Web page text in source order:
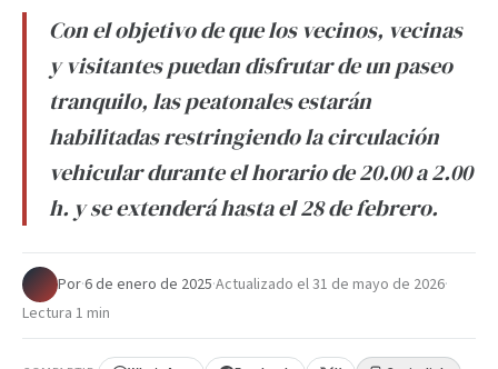
Con el objetivo de que los vecinos, vecinas
y visitantes puedan disfrutar de un paseo
tranquilo, las peatonales estarán
habilitadas restringiendo la circulación
vehicular durante el horario de 20.00 a 2.00
h. y se extenderá hasta el 28 de febrero.
Por·6 de enero de 2025·Actualizado el31 de mayo de 2026·
Lectura 1 min